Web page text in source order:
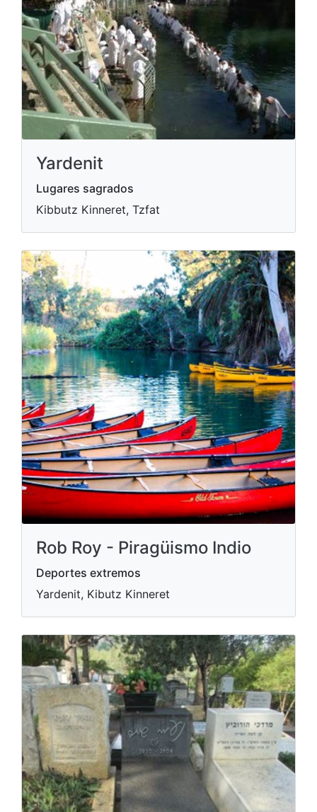
Yardenit
Lugares sagrados
Kibbutz Kinneret, Tzfat
Rob Roy - Piragüismo Indio
Deportes extremos
Yardenit, Kibutz Kinneret